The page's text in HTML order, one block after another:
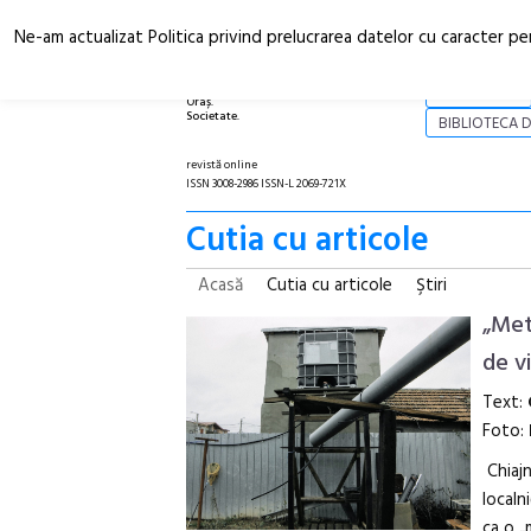
Oraș.
Societate.
BIBLIOTECA
revistă online
ISSN 3008-2986 ISSN-L 2069-721X
Cutia cu articole
Acasă Cutia cu articole Ştiri
de
Text:
Foto:
Ne-am actualizat Politica privind prelucrarea datelor cu caracter